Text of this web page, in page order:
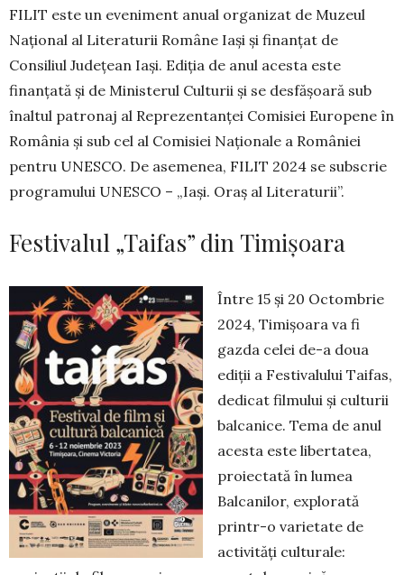
FILIT este un eveniment anual organizat de Muzeul
Național al Literaturii Române Iași și finanțat de
Consiliul Județean Iași. Ediția de anul acesta este
finanțată și de Ministerul Culturii și se desfășoară sub
înaltul patronaj al Reprezentanței Comisiei Europene în
România și sub cel al Comisiei Naționale a României
pentru UNESCO. De asemenea, FILIT 2024 se subscrie
programului UNESCO – „Iași. Oraș al Literaturii”.
Festivalul „Taifas” din Timişoara
Între 15 și 20 Octombrie
2024, Timișoara va fi
gazda celei de-a doua
ediții a Festivalului Taifas,
dedicat filmului și culturii
balcanice. Tema de anul
acesta este libertatea,
proiectată în lumea
Balcanilor, explorată
printr-o varietate de
activități culturale: